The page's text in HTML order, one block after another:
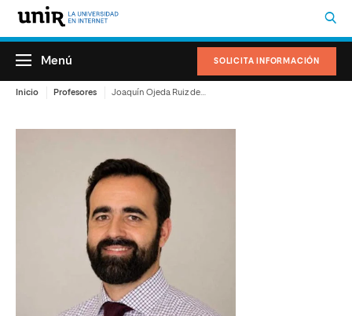
SOLICITA INFORMACIÓN
Menú
Inicio Profesores